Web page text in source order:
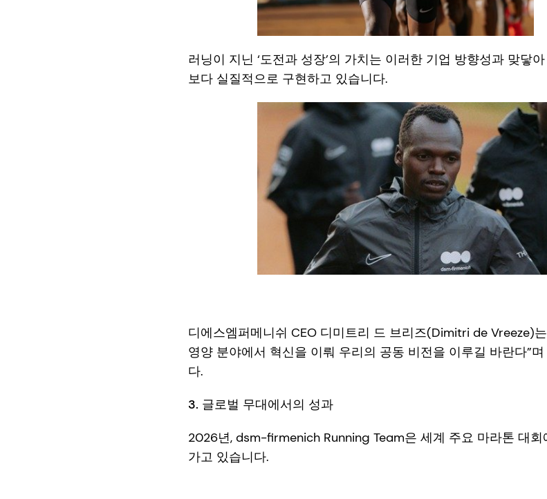
러닝이 지닌 ‘도전과 성장’의 가치는 이러한 기업 방향성과 맞닿
보다 실질적으로 구현하고 있습니다.
디에스엠퍼메니쉬 CEO 디미트리 드 브리즈(Dimitri de Vreeze)
영양 분야에서 혁신을 이뤄 우리의 공동 비전을 이루길 바란다”
다.
3. 글로벌 무대에서의 성과
2026년, dsm-firmenich Running Team은 세계 주요 마라톤 대
가고 있습니다.